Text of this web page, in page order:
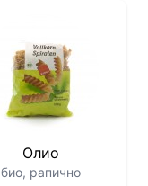
Олио
био, рапично